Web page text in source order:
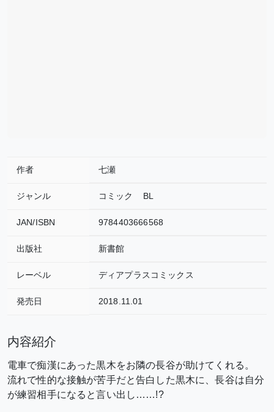
作者 七瀬
ジャンル コミック BL
JAN/ISBN 9784403666568
出版社 新書館
レーベル ディアプラスコミックス
発売日 2018.11.01
内容紹介
電車で痴漢にあった黒木をお隣の長谷が助けてくれる。
流れで性的な接触が苦手だと告白した黒木に、長谷は自分
が練習相手になると言い出し……!?